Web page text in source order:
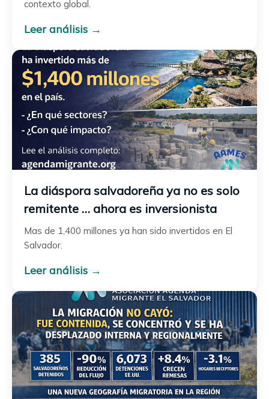
contexto global.
Leer análisis →
La diáspora salvadoreña ya no es solo
remitente … ahora es inversionista
Mas de 1,400 millones ya han sido invertidos en El
Salvador.
Leer análisis →